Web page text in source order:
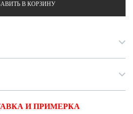
В КОРЗИНУ
И ПРИМЕРКА